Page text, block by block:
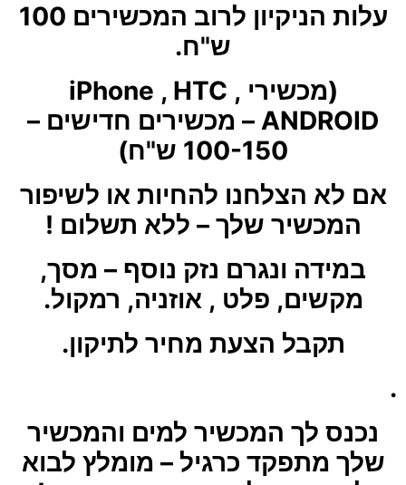
עלות הניקיון לרוב המכשירים 100
ש"ח.
(מכשירי iPhone , HTC ,
ANDROID – מכשירים חדישים –
100-150 ש"ח)
אם לא הצלחנו להחיות או לשיפור
המכשיר שלך – ללא תשלום !
במידה ונגרם נזק נוסף – מסך,
מקשים, פלט , אוזניה, רמקול.
תקבל הצעת מחיר לתיקון.
.
נכנס לך המכשיר למים והמכשיר
שלך מתפקד כרגיל – מומלץ לבוא